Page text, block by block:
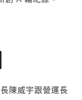
陳威宇跟營運長